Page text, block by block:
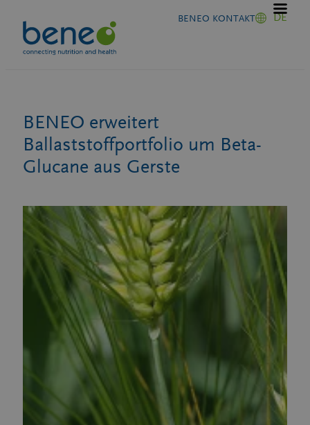
Inhalt
springen
BENEO KONTAKT DE
BENEO erweitert
Ballaststoffportfolio um Beta-
Glucane aus Gerste